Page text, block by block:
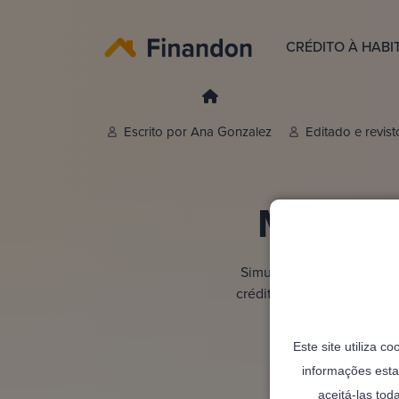
Este site utiliza
informações
aceitá-las
CRÉDITO À
Escrito porAna Gonzalez Editado e
Simule o seu crédito
crédito habitação